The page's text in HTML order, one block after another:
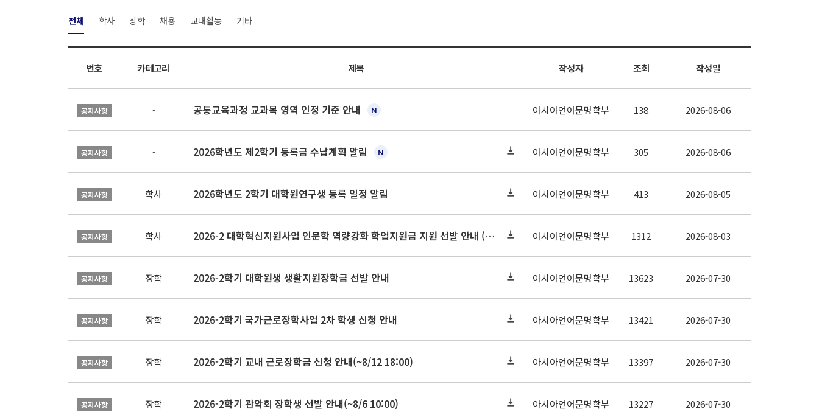
전체 학사 장학 채용 교내활동 기타
번호 카테고리 제목 작성자 조회 작성일
공지사항 - 공통교육과정 교과목 영역 인정 기준 안내 아시아언어문명학부 138 2026-08-06
공지사항 - 2026학년도 제2학기 등록금 수납계획 알림 아시아언어문명학부 305 2026-08-06
공지사항 학사 2026학년도 2학기 대학원연구생 등록 일정 알림 아시아언어문명학부 413 2026-08-05
공지사항 학사 2026-2 대학혁신지원사업 인문학 역량강화 학업지원금 지원 선발 안내 (학/석/박사) 아시아언어문명학부 1312 2026-08-03
공지사항 장학 2026-2학기 대학원생 생활지원장학금 선발 안내 아시아언어문명학부 13623 2026-07-30
공지사항 장학 2026-2학기 국가근로장학사업 2차 학생 신청 안내 아시아언어문명학부 13421 2026-07-30
공지사항 장학 2026-2학기 교내 근로장학금 신청 안내(~8/12 18:00) 아시아언어문명학부 13397 2026-07-30
공지사항 장학 2026-2학기 관악회 장학생 선발 안내(~8/6 10:00) 아시아언어문명학부 13227 2026-07-30